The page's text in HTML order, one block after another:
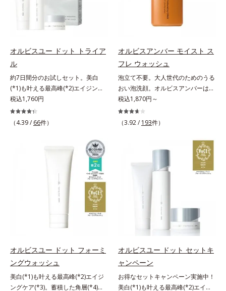
オルビスユー ドット トライア
ル
約7日間分のお試しセット。美白
(*1)も叶える最高峰(*2)エイジング
ケア(*3)。ハリも透明感(*4)も結果
主義。年齢サイン(*5)の因子に着目
した肌科学エイジングケア(*3)シリ
ズは、年齢による肌悩み一つ一つを
対処するのではなく、肌で起きてい
ることの根本原因に着目。加齢とと
もに現れる年齢サイン(*5)について
研究を進めたところ、弾力感のない
状態である「ハリのなさ」や、くす
み(*6)などが現れている状態である
「透明感のなさ」が現れることで大
人の肌印象に大きな影響を与えてい
ビスユー ドットシリーズは美容成
分(*7)として「G.D.F.アクティベー
ター(*8)」を配合。そして、従来か
ら配合している美白有効成分「トラ
税込1,760円
（4.39 / 66件）
オルビスアンバー モイスト ス
フレ ウォッシュ
泡立て不要。大人世代のためのうる
おい泡洗顔。オルビスアンバーは、
いつも⾃然体で美しくありたいと願
う⼤⼈世代に寄り添うブランドで
す。年齢印象研究に基づいた肌サイ
ーチ。大人世代の肌に向き合い、手
軽なお手入れで賢いケアを。ライフ
スタイルになじむ、若々しい印象(*)
作りのサポートをします。* 肌にハ
税込1,870円～
（3.92 / 193件）
オルビスユー ドット フォーミ
ングウォッシュ
美白(*1)も叶える最高峰(*2)エイジ
ングケア(*3)。蓄積した角層(*4)を
オルビスユー ドット セットキ
ャンペーン
お得なセットキャンペーン実施中！
美白(*1)も叶える最高峰(*2)エイジ